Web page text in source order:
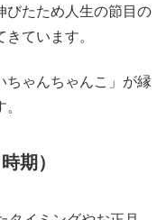
びたため人生の節目の
ています。
ちゃんちゃんこ」が縁
期）